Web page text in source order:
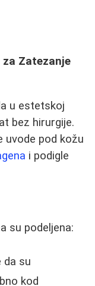
Zatezanje
u estetskoj
bez hirurgije.
uvode pod kožu
i podigle
su podeljena:
da su
kod